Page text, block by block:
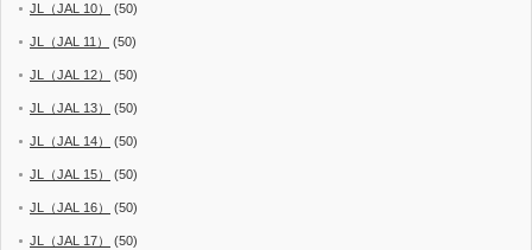
JL（JAL 10） (50)
JL（JAL 11） (50)
JL（JAL 12） (50)
JL（JAL 13） (50)
JL（JAL 14） (50)
JL（JAL 15） (50)
JL（JAL 16） (50)
JL（JAL 17） (50)